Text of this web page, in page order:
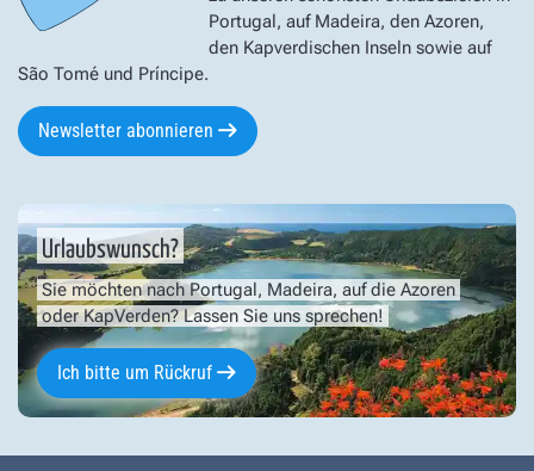
Portugal, auf Madeira, den Azoren,
den Kapverdischen Inseln sowie auf
São Tomé und Príncipe.
Newsletter abonnieren
Urlaubswunsch?
Sie möchten nach Portugal, Madeira, auf die Azoren
oder KapVerden? Lassen Sie uns sprechen!
Ich bitte um Rückruf